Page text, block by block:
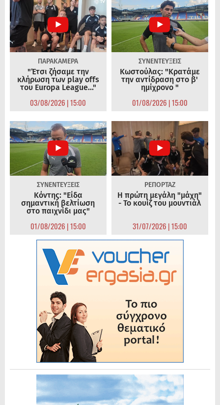
ΠΑΡΑΚΑΜΕΡΑ
"Έτσι ζήσαμε την
κλήρωση των play offs
του Europa League..."
03/08/2026 | 15:00
ΣΥΝΕΝΤΕΥΞΕΙΣ
Κωστούλας: "Κρατάμε
την αντίδραση στο β'
ημίχρονο "
01/08/2026 | 15:00
ΣΥΝΕΝΤΕΥΞΕΙΣ
Κόντης: "Είδα
σημαντική βελτίωση
στο παιχνίδι μας"
01/08/2026 | 15:00
ΡΕΠΟΡΤΑΖ
Η πρώτη μεγάλη "μάχη"
- Το κουίζ του μουντιάλ
31/07/2026 | 15:00